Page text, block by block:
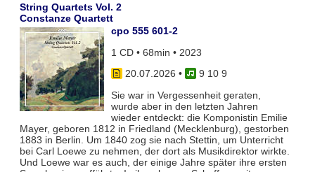
String Quartets Vol. 2
Constanze Quartett
cpo 555 601-2
1 CD • 68min • 2023
20.07.2026 •
9 10 9
Sie war in Vergessenheit geraten,
wurde aber in den letzten Jahren
wieder entdeckt: die Komponistin Emilie
Mayer, geboren 1812 in Friedland (Mecklenburg), gestorben
1883 in Berlin. Um 1840 zog sie nach Stettin, um Unterricht
bei Carl Loewe zu nehmen, der dort als Musikdirektor wirkte.
Und Loewe war es auch, der einige Jahre später ihre ersten